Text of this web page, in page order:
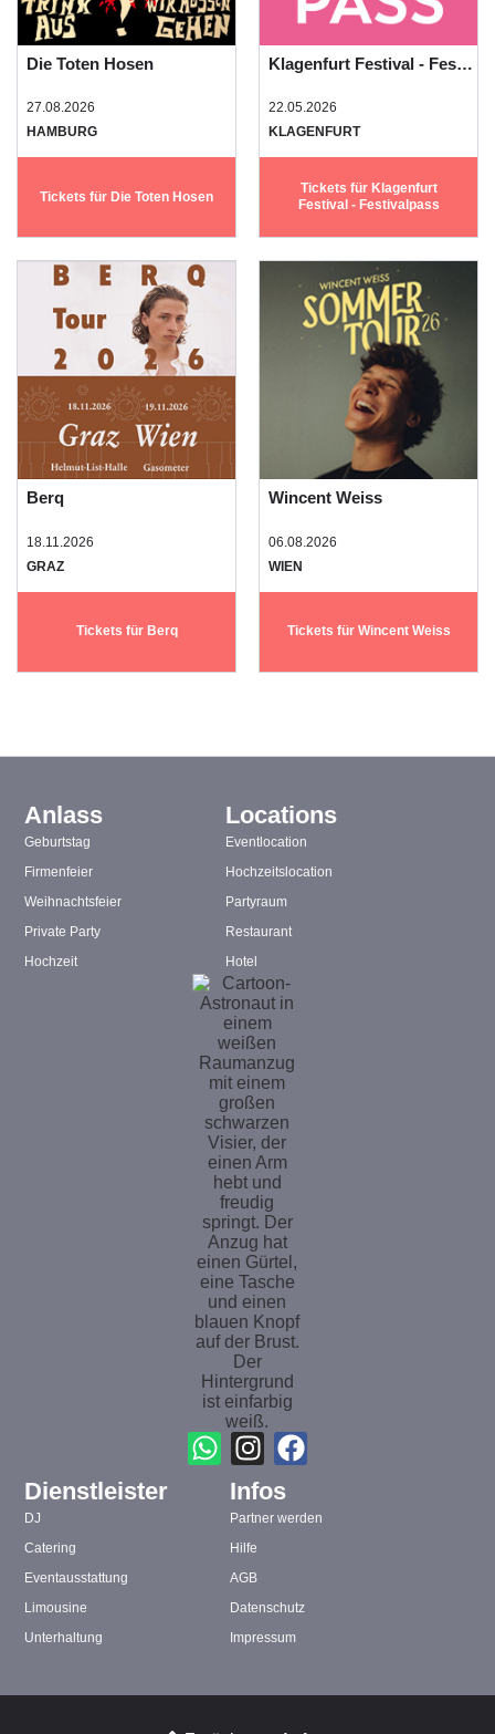
Die Toten Hosen
27.08.2026
HAMBURG
Tickets für Die Toten Hosen
Klagenfurt Festival - Festivalpass
22.05.2026
KLAGENFURT
Tickets für Klagenfurt
Festival - Festivalpass
Berq
18.11.2026
GRAZ
Tickets für Berq
Wincent Weiss
06.08.2026
WIEN
Tickets für Wincent Weiss
Anlass
Geburtstag
Firmenfeier
Weihnachtsfeier
Private Party
Hochzeit
Locations
Eventlocation
Hochzeitslocation
Partyraum
Restaurant
Hotel
Dienstleister
DJ
Catering
Eventausstattung
Limousine
Unterhaltung
Infos
Partner werden
Hilfe
AGB
Datenschutz
Impressum